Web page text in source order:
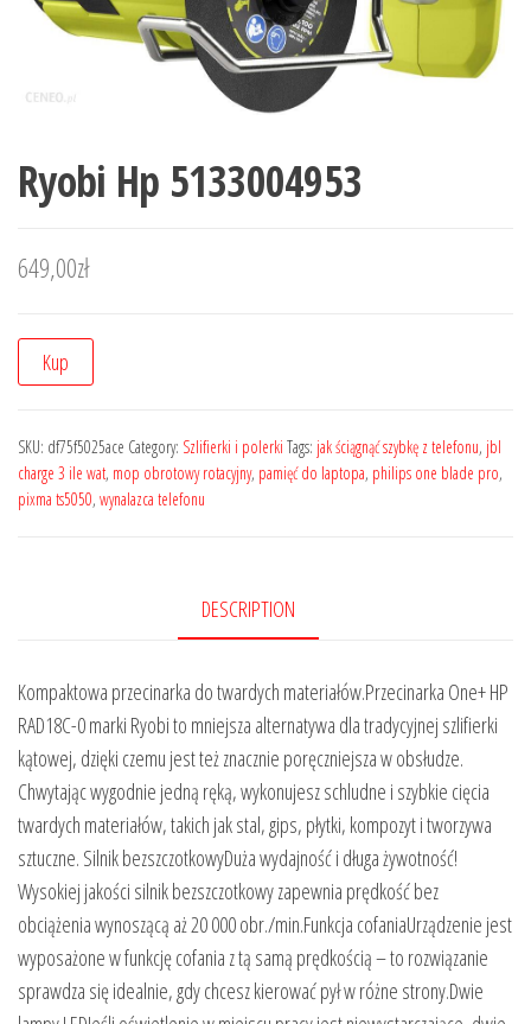
Ryobi Hp 5133004953
649,00zł
Kup
SKU: df75f5025ace Category: Szlifierki i polerki Tags: jak ściągnąć szybkę z telefonu, jbl
charge 3 ile wat, mop obrotowy rotacyjny, pamięć do laptopa, philips one blade pro,
pixma ts5050, wynalazca telefonu
DESCRIPTION
Kompaktowa przecinarka do twardych materiałów.Przecinarka One+ HP
RAD18C-0 marki Ryobi to mniejsza alternatywa dla tradycyjnej szlifierki
kątowej, dzięki czemu jest też znacznie poręczniejsza w obsłudze.
Chwytając wygodnie jedną ręką, wykonujesz schludne i szybkie cięcia
twardych materiałów, takich jak stal, gips, płytki, kompozyt i tworzywa
sztuczne. Silnik bezszczotkowyDuża wydajność i długa żywotność!
Wysokiej jakości silnik bezszczotkowy zapewnia prędkość bez
obciążenia wynoszącą aż 20 000 obr./min.Funkcja cofaniaUrządzenie jest
wyposażone w funkcję cofania z tą samą prędkością – to rozwiązanie
sprawdza się idealnie, gdy chcesz kierować pył w różne strony.Dwie